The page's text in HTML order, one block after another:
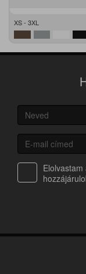
XS - 3XL
Elolvastam